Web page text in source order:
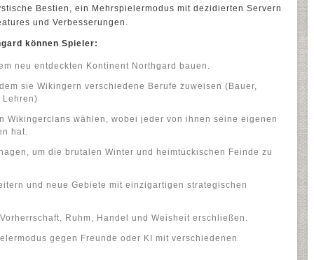
Bestien, ein Mehrspielermodus mit dezidierten Servern
und Verbesserungen.
können Spieler:
neu entdeckten Kontinent Northgard bauen.
sie Wikingern verschiedene Berufe zuweisen (Bauer,
Lehren)
Wikingerclans wählen, wobei jeder von ihnen seine eigenen
hat.
um die brutalen Winter und heimtückischen Feinde zu
und neue Gebiete mit einzigartigen strategischen
Ruhm, Handel und Weisheit erschließen.
gegen Freunde oder KI mit verschiedenen